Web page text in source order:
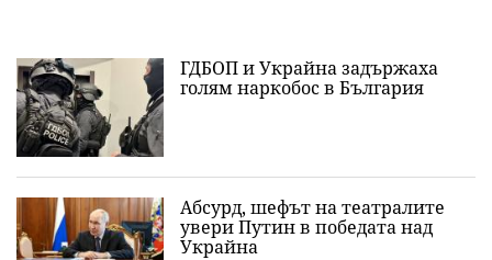
ГДБОП и Украйна задържаха
голям наркобос в България
Абсурд, шефът на театралите
увери Путин в победата над
Украйна